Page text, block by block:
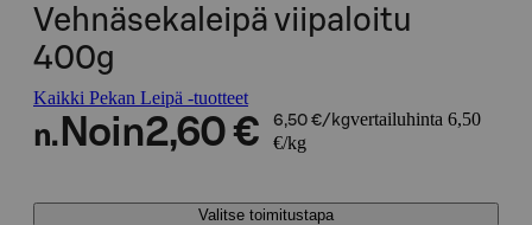
Vehnäsekaleipä viipaloitu
400g
Kaikki Pekan Leipä -tuotteet
n. Noin2,60 € 6,50 €/kgvertailuhinta 6,50
€/kg
Valitse toimitustapa